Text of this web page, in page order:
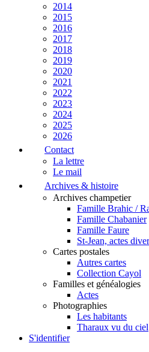
2014
2015
2016
2017
2018
2019
2020
2021
2022
2023
2024
2025
2026
Contact
La lettre
Le mail
Archives & histoire
Archives champetier
Famille Brahic /
Famille Chabanier
Famille Faure
St-Jean, actes
Cartes postales
Autres cartes
Collection Cayol
Familles et généalogies
Actes
Photographies
Les habitants
Tharaux vu du ciel
S'identifier